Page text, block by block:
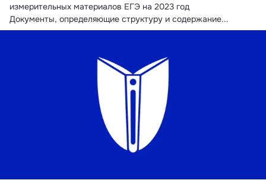
измерительных материалов ЕГЭ на 2023 год
Документы, определяющие структуру и содержание...